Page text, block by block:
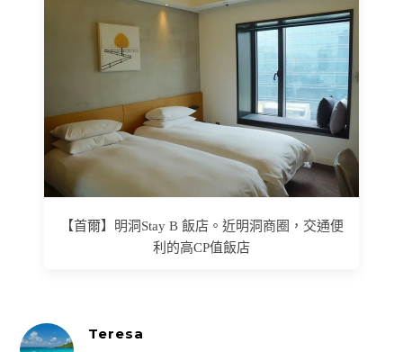
【首爾】明洞Stay B 飯店。近明洞商圈，交通便
利的高CP值飯店
Teresa